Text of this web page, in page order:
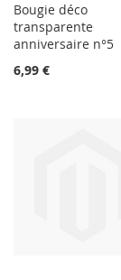
Bougie déco
transparente
anniversaire n°5
6,99 €